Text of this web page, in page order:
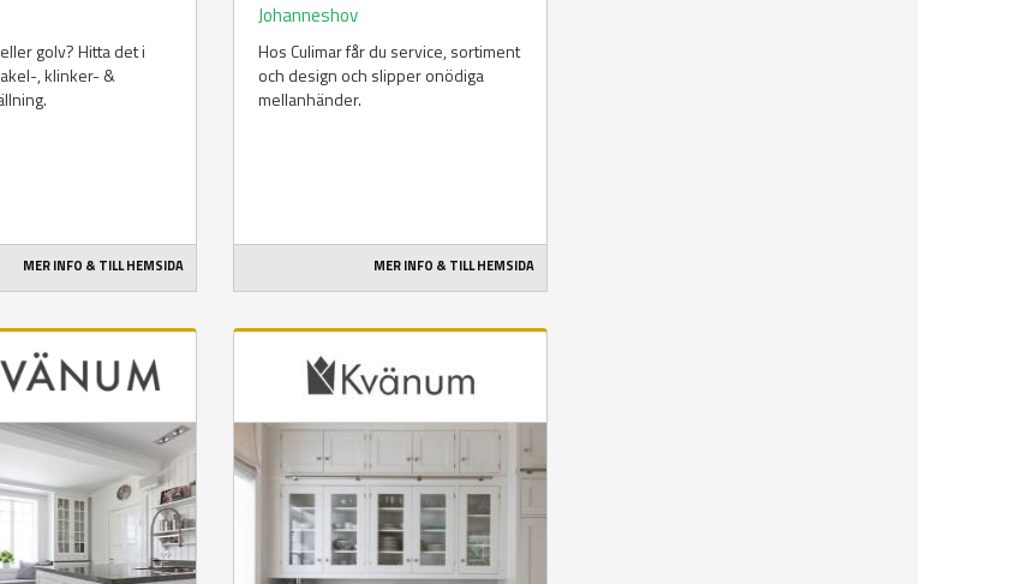
golv? Hitta det i
, klinker- &
MER INFO & TILL HEMSIDA
Johanneshov
Hos Culimar får du service, sortiment
och design och slipper onödiga
mellanhänder.
MER INFO & TILL HEMSIDA